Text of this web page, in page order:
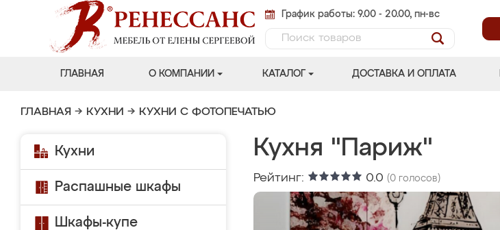
График работы: 9.00 - 20.00, пн-вс
ГЛАВНАЯ О КОМПАНИИ КАТАЛОГ ДОСТАВКА И ОПЛАТА
ГЛАВНАЯ → КУХНИ → КУХНИ С ФОТОПЕЧАТЬЮ
Кухни
Распашные шкафы
Шкафы-купе
Кухня "Париж"
Рейтинг: 0.0 (0 голосов)